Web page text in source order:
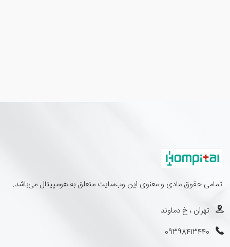
تمامی حقوق مادی و معنوی این وب‌سایت متعلق به هومپیتال می‌باشد.
تهران ، خ دماوند
09398413440